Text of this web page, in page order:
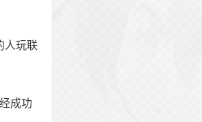
人玩联
成功